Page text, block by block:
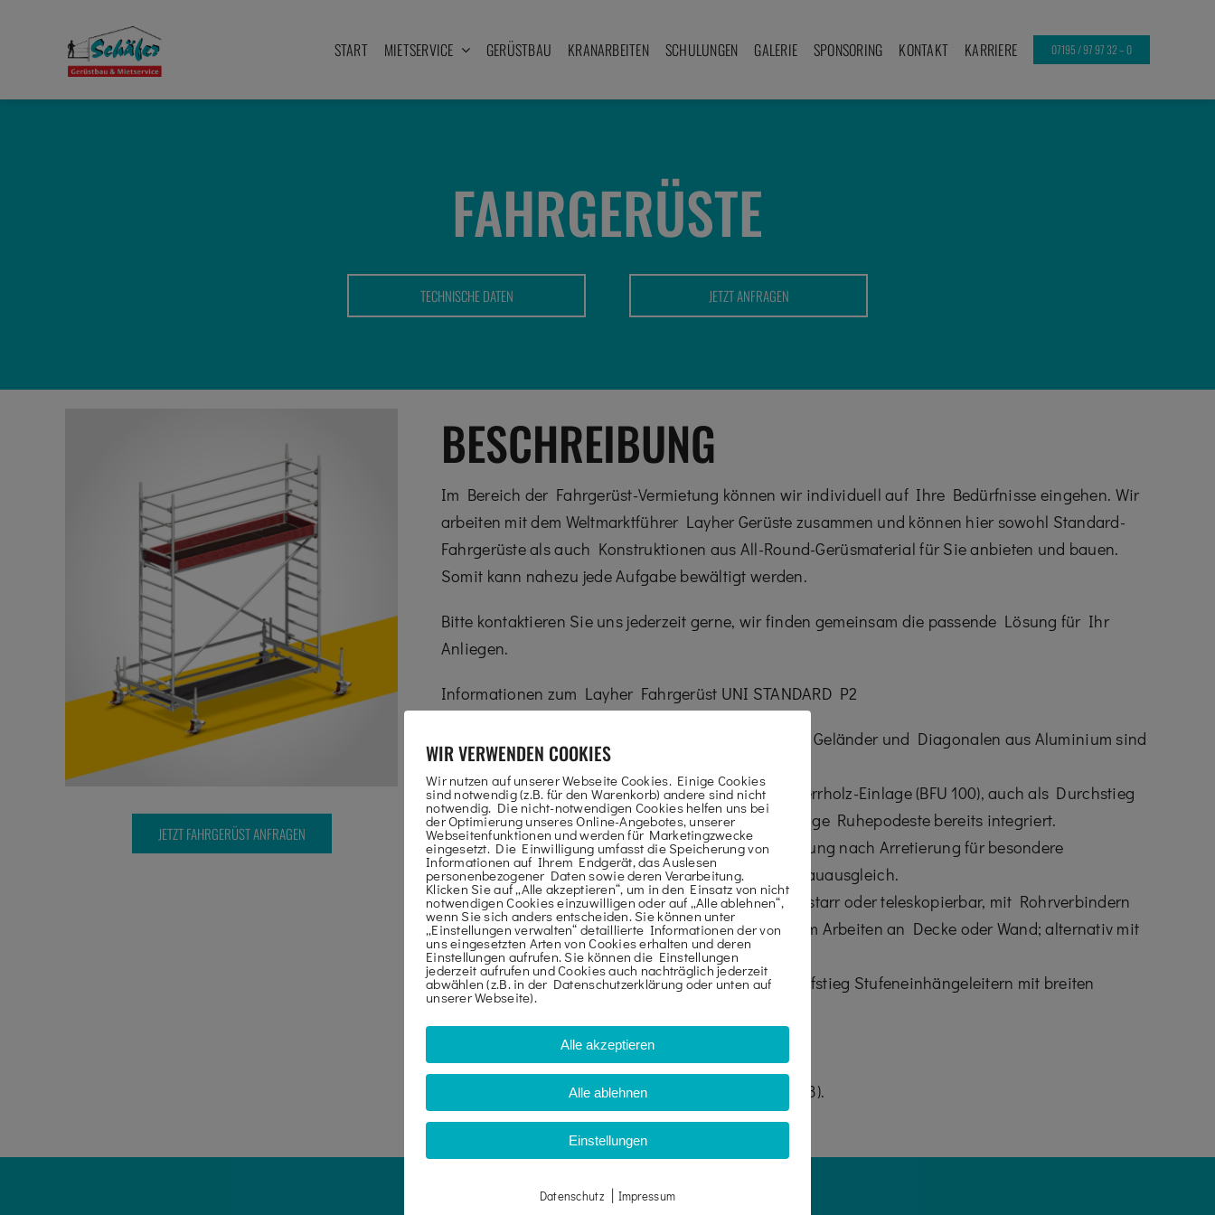
START MIETSERVICE GERÜSTBAU KRANARBEITEN SCHULUNGEN GALERIE SPONSORING KONTAKT KARRIERE 07195 / 97 97 32 – 0
FAHRGERÜSTE
TECHNISCHE DATEN JETZT ANFRAGEN
JETZT FAHRGERÜST ANFRAGEN
BESCHREIBUNG
Im Bereich der Fahrgerüst-Vermietung können wir individuell auf Ihre Bedürfnisse eingehen. Wir
arbeiten mit dem Weltmarktführer Layher Gerüste zusammen und können hier sowohl Standard-
Fahrgerüste als auch Konstruktionen aus All-Round-Gerüsmaterial für Sie anbieten und bauen.
Somit kann nahezu jede Aufgabe bewältigt werden.
Bitte kontaktieren Sie uns jederzeit gerne, wir finden gemeinsam die passende Lösung für Ihr
Anliegen.
Informationen zum Layher Fahrgerüst UNI STANDARD P2
Standleitern aus Aluminium für Steckmontage; Geländer und Diagonalen aus Aluminium sind
einfach einzurasten.
Arbeitsböden aus Aluminium-Rahmen und Sperrholz-Einlage (BFU 100), ­auch als Durchstieg
für gefahrlosen Innenaufstieg; vorschriftsmäßige Ruhe­podeste bereits integriert.
Robuste Lenkrollen mit zentrischer Lasteinleitung nach Arretierung für ­besondere
Standfestigkeit sowie Stahlspindeln zum Niveauausgleich.
Basisverbreiterung: mit Fahrbalken aus Stahl, starr oder teleskopierbar, mit Rohrverbindern
für wahlweises Aufstecken der Standleitern zum Arbeiten an Decke oder Wand; alternativ mit
Gerüststützen.
Für noch mehr Sicherheit und komfortablen Aufstieg Stufeneinhängeleitern mit breiten
Trittstufen.
Arbeitshöhe max.: 13,38 m.
Fläche Arbeitsbühne: 0,75 x 2,85 m.
Zulässige Verkehrslast: 2 kN/m² (Gerüstgruppe 3).
WIR VERWENDEN COOKIES
Wir nutzen auf unserer Webseite Cookies. Einige Cookies
sind notwendig (z.B. für den Warenkorb) andere sind nicht
notwendig. Die nicht-notwendigen Cookies helfen uns bei
der Optimierung unseres Online-Angebotes, unserer
Webseitenfunktionen und werden für Marketingzwecke
eingesetzt. Die Einwilligung umfasst die Speicherung von
Informationen auf Ihrem Endgerät, das Auslesen
personenbezogener Daten sowie deren Verarbeitung.
Klicken Sie auf „Alle akzeptieren“, um in den Einsatz von nicht
notwendigen Cookies einzuwilligen oder auf „Alle ablehnen“,
wenn Sie sich anders entscheiden. Sie können unter
„Einstellungen verwalten“ detaillierte Informationen der von
uns eingesetzten Arten von Cookies erhalten und deren
Einstellungen aufrufen. Sie können die Einstellungen
jederzeit aufrufen und Cookies auch nachträglich jederzeit
abwählen (z.B. in der Datenschutzerklärung oder unten auf
unserer Webseite).
Alle akzeptieren
Alle ablehnen
Einstellungen
Datenschutz| Impressum